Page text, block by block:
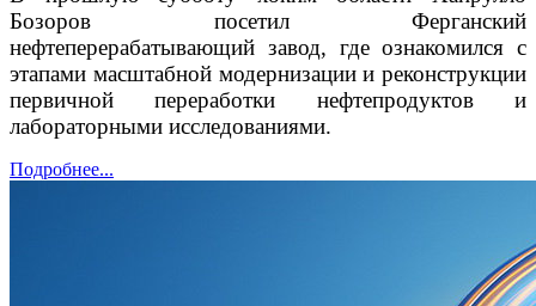
Бозоров посетил Ферганский
нефтеперерабатывающий завод, где ознакомился с
этапами масштабной модернизации и реконструкции
первичной переработки нефтепродуктов и
лабораторными исследованиями.
Подробнее...